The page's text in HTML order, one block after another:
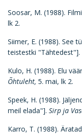
Soosar, M. (1988).
lk 2.
Siimer, E. (1988). See
teistestki "Tähtedest"].
Kulo, H. (1988). Elu
Õhtuleht, 5. mai, lk 2.
Speek, H. (1988).
meil elada"]. Sirp ja
Karro, T. (1988).